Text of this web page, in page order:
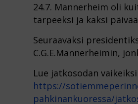
24.7. Mannerheim oli
tarpeeksi ja kaksi
Seuraavaksi
C.G.E.Mannerheimin,
Lue jatkosodan
https://
pahkinankuoressa/